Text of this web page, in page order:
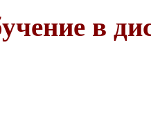
в